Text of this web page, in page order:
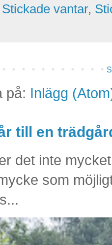
Stickade vantar,
på: Inlägg
till en
det inte
som